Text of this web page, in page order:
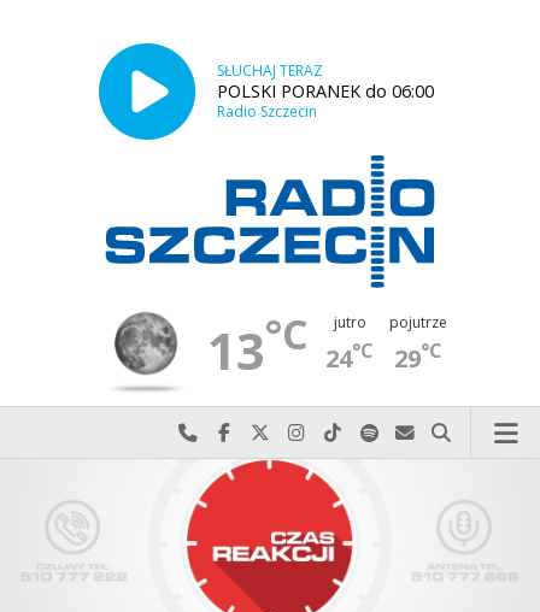
SŁUCHAJ TERAZ
POLSKI PORANEK do 06:00
Radio Szczecin
13°C jutro
24°C
pojutrze
29°C
Najlepiej po prostu do nas zadzwoń
Odwiedź nas na Facebook-u
Odwiedź nas na X
Odwiedź nas na Instagram-ie
Odwiedź nas na TikTok-u
Szukaj nas na Spotify
Wyślij do nas
Szukaj